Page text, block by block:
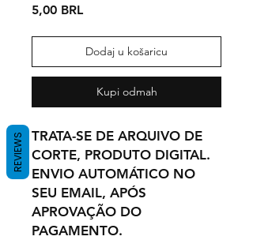
5,00 BRLCijena
Dodaj u košaricu
Kupi odmah
TRATA-SE DE ARQUIVO DE
CORTE, PRODUTO DIGITAL.
ENVIO AUTOMÁTICO NO
SEU EMAIL, APÓS
APROVAÇÃO DO
PAGAMENTO.
REVIEWS